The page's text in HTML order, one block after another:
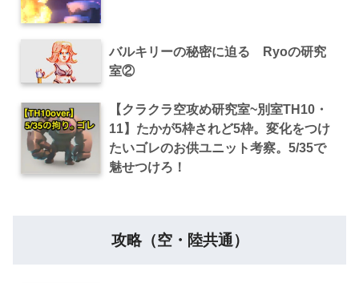
バルキリーの秘密に迫る Ryoの研究
室②
【クラクラ空攻め研究室~別室TH10・
11】たかが5枠されど5枠。変化をつけ
たいゴレのお供ユニット考察。5/35で
魅せつけろ！
攻略（空・陸共通）